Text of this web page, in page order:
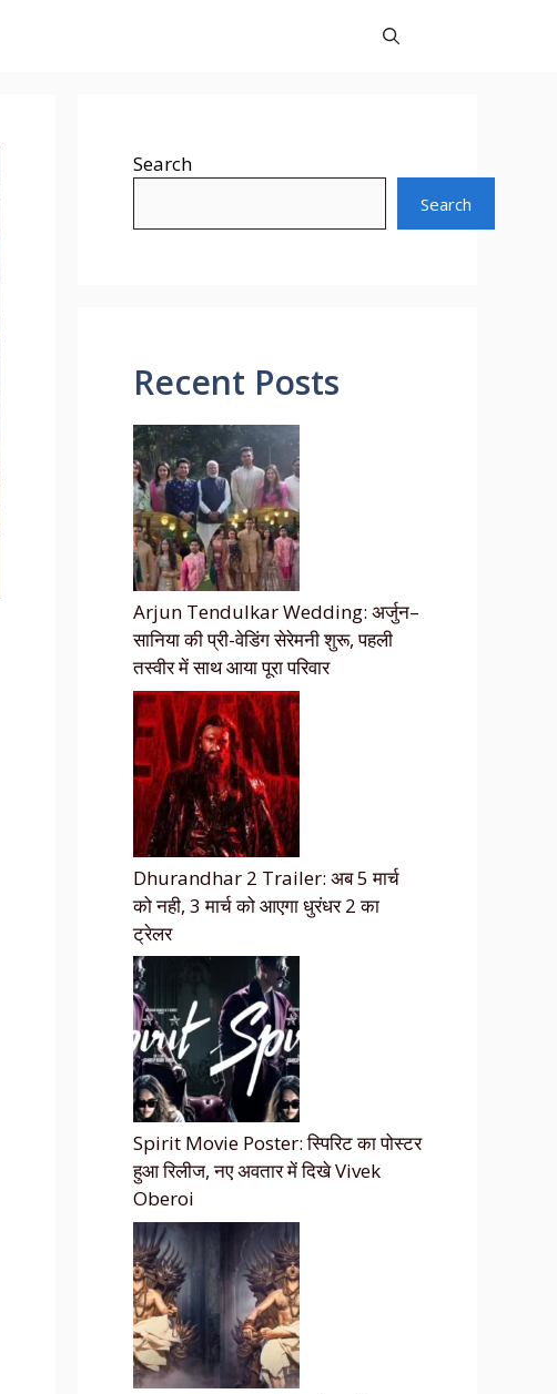
Search
Search
Recent Posts
Arjun Tendulkar Wedding: अर्जुन–
सानिया की प्री-वेडिंग सेरेमनी शुरू, पहली
तस्वीर में साथ आया पूरा परिवार
Dhurandhar 2 Trailer: अब 5 मार्च
को नही, 3 मार्च को आएगा धुरंधर 2 का
ट्रेलर
Spirit Movie Poster: स्पिरिट का पोस्टर
हुआ रिलीज, नए अवतार में दिखे Vivek
Oberoi